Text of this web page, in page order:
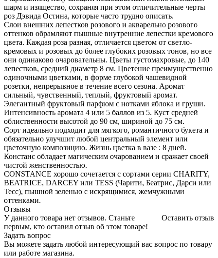
шарм и изящество, сохраняя при этом отличительные черты
роз Дэвида Остина, которые часто трудно описать.
Слои внешних лепестков розового и акварельно розового
оттенков обрамляют пышные внутренние лепестки кремового
цвета. Каждая роза разная, отличается цветом от светло-
кремовых и розовых до более глубоких розовых тонов, но все
они одинаково очаровательны. Цветы густомахровые, до 140
лепестков, средний диаметр 8 см. Цветение преимущественно
одиночными цветками, в форме глубокой чашевидной
розетки, непрерывное в течение всего сезона. Аромат
сильный, чувственный, теплый, фруктовый аромат.
Элегантный фруктовый парфюм с нотками яблока и груши.
Интенсивность аромата 4 или 5 баллов из 5. Куст средней
облиственности высотой до 90 см, шириной до 75 см.
Сорт идеально подходит для мягкого, романтичного букета и
обязательно улучшит любой центральный элемент или
цветочную композицию. Жизнь цветка в вазе : 8 дней.
Констанс обладает магическим очарованием и сражает своей
чистой женственностью.
CONSTANCE хорошо сочетается с сортами серии CHARITY,
BEATRICE, DARCEY или TESS (Чарити, Беатрис, Дарси или
Тесс), пышной зеленью с искрящимися, жемчужными
оттенками.
Отзывы
Оставить отзыв
У данного товара нет отзывов. Станьте
первым, кто оставил отзыв об этом товаре!
Задать вопрос
Вы можете задать любой интересующий вас вопрос по товару
или работе магазина.